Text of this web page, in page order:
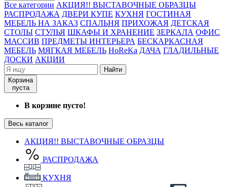
Все категории АКЦИЯ!! ВЫСТАВОЧНЫЕ ОБРАЗЦЫ
РАСПРОДАЖА ДВЕРИ КУПЕ КУХНЯ ГОСТИНАЯ
МЕБЕЛЬ НА ЗАКАЗ СПАЛЬНЯ ПРИХОЖАЯ ДЕТСКАЯ
СТОЛЫ СТУЛЬЯ ШКАФЫ И ХРАНЕНИЕ ЗЕРКАЛА ОФИС
МАССИВ ПРЕДМЕТЫ ИНТЕРЬЕРА БЕСКАРКАСНАЯ
МЕБЕЛЬ МЯГКАЯ МЕБЕЛЬ HoReKa ДАЧА ГЛАДИЛЬНЫЕ
ДОСКИ АКЦИИ
Найти
Корзина
пуста
В корзине пусто!
Весь каталог
АКЦИЯ!! ВЫСТАВОЧНЫЕ ОБРАЗЦЫ
РАСПРОДАЖА
КУХНЯ